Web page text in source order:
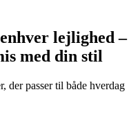
lejlighed –
med din stil
der passer til både hverdag